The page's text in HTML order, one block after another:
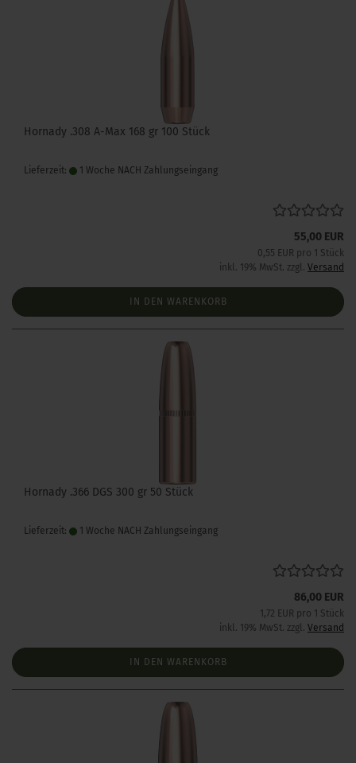
Hornady .308 A-Max 168 gr 100 Stück
Lieferzeit: 1 Woche NACH Zahlungseingang
55,00 EUR
0,55 EUR pro 1 Stück
inkl. 19% MwSt. zzgl. Versand
IN DEN WARENKORB
Hornady .366 DGS 300 gr 50 Stück
Lieferzeit: 1 Woche NACH Zahlungseingang
86,00 EUR
1,72 EUR pro 1 Stück
inkl. 19% MwSt. zzgl. Versand
IN DEN WARENKORB